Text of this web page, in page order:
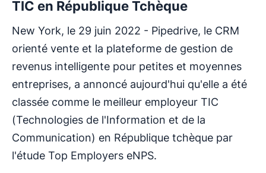
TIC en République Tchèque
New York, le 29 juin 2022 - Pipedrive, le CRM
orienté vente et la plateforme de gestion de
revenus intelligente pour petites et moyennes
entreprises, a annoncé aujourd'hui qu'elle a été
classée comme le meilleur employeur TIC
(Technologies de l'Information et de la
Communication) en République tchèque par
l'étude Top Employers eNPS.